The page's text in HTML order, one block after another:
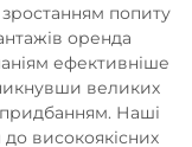
зростанням попиту
оренда
ефективніше
великих
придбанням. Наші
до високоякісних